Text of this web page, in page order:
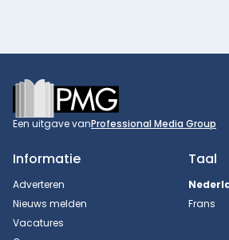
Footer
Een uitgave vanProfessional Media Group
Informatie
Adverteren
Nieuws melden
Vacatures
Taal
Frans